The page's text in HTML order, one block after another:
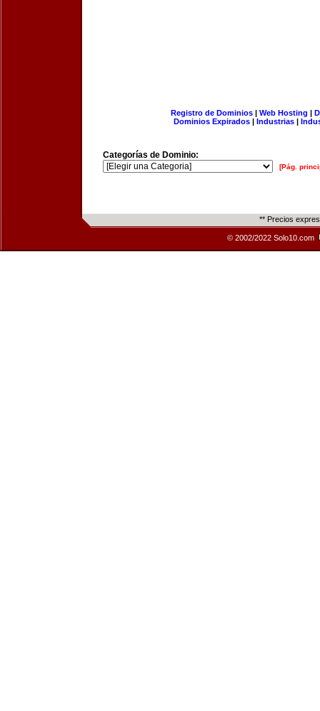
Registro de Dominios| Web Hosting |
Dominios Expirados | Industrias |
Categorías de Dominio:
[Pág.
** Precios
© 2002/2022 Solo10.com